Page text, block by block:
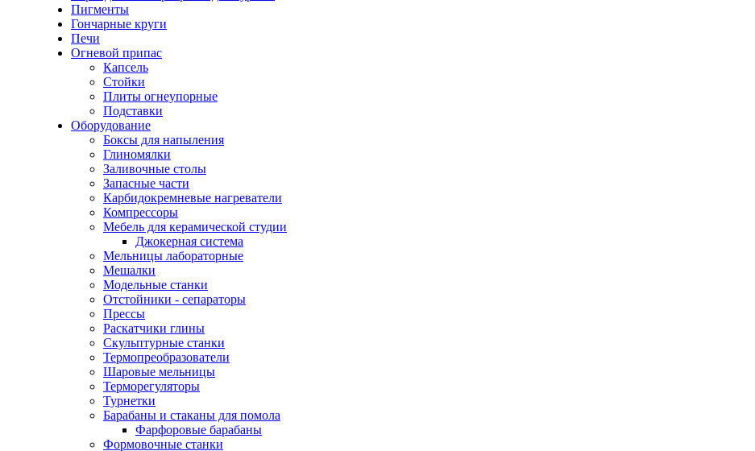
Пигменты
Гончарные круги
Печи
Огневой припас
Капсель
Стойки
Плиты огнеупорные
Подставки
Оборудование
Боксы для напыления
Глиномялки
Заливочные столы
Запасные части
Карбидокремневые нагреватели
Компрессоры
Мебель для керамической студии
Джокерная система
Мельницы лабораторные
Мешалки
Модельные станки
Отстойники - сепараторы
Прессы
Раскатчики глины
Скульптурные станки
Термопреобразователи
Шаровые мельницы
Терморегуляторы
Турнетки
Барабаны и стаканы для помола
Фарфоровые барабаны
Формовочные станки